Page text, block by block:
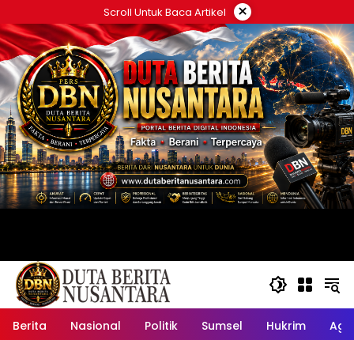
ke
konten
Scroll Untuk Baca Artikel ×
Berita Nasional Politik Sumsel Hukrim